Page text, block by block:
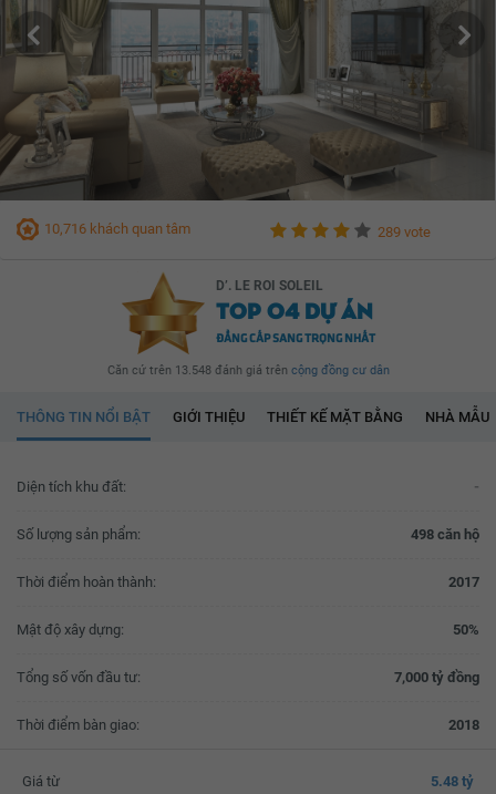
10,716 khách quan tâm 289 vote
D’. LE ROI SOLEIL
TOP 04 DỰ ÁN
ĐẲNG CẤP SANG TRỌNG NHẤT
Căn cứ trên 13.548 đánh giá trên cộng đồng cư dân
THÔNG TIN NỔI BẬT GIỚI THIỆU THIẾT KẾ MẶT BẰNG NHÀ MẪU
Diện tích khu đất: -
Số lượng sản phẩm: 498 căn hộ
Thời điểm hoàn thành: 2017
Mật độ xây dựng: 50%
Tổng số vốn đầu tư: 7,000 tỷ đồng
Thời điểm bàn giao: 2018
Giá từ 5.48 tỷ